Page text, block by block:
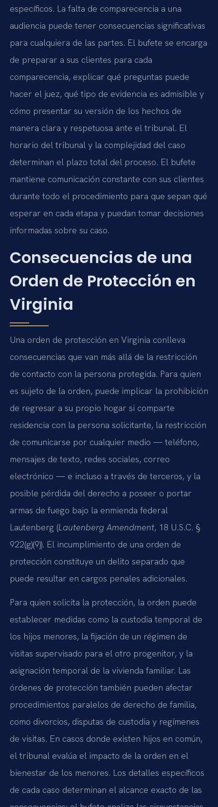
específicos. La falta de comparecencia a una
audiencia puede tener consecuencias significativas
para cualquiera de las partes. El bufete se encarga
de preparar a sus clientes para cada
comparecencia, explicar qué preguntas puede
hacer el juez, qué tipo de evidencia es admisible y
cómo presentar su versión de los hechos de
manera clara y respetuosa ante el tribunal. El
horario del tribunal y la complejidad del caso
determinan el plazo total del proceso. El bufete
mantiene comunicación constante con sus clientes
durante todo el procedimiento para que sepan qué
esperar en cada etapa y puedan tomar decisiones
informadas sobre su caso.
Consecuencias de una
Orden de Protección en
Virginia
Una orden de protección en Virginia conlleva
consecuencias que van más allá de la restricción
de contacto con la persona protegida. Para quien
es sujeto de la orden, puede implicar la prohibición
de regresar a su propio hogar si comparte
residencia con la persona solicitante, la restricción
de comunicarse por cualquier medio — teléfono,
mensajes de texto, redes sociales, correo
electrónico — e incluso a través de terceros, y la
posible pérdida del derecho a poseer o portar
armas de fuego bajo la enmienda federal
Lautenberg (Lautenberg Amendment, 18 U.S.C. §
922(g)(9)). El incumplimiento de una orden de
protección constituye un delito separado que
puede resultar en cargos penales adicionales.
Para quien solicita la protección, la orden puede
establecer medidas como la custodia temporal de
los hijos menores, la fijación de un régimen de
visitas supervisado para el otro progenitor, y la
asignación temporal de la vivienda familiar. Las
órdenes de protección también pueden afectar
procedimientos paralelos de derecho de familia,
como divorcios, disputas de custodia y regímenes
de visitas. En casos donde existen hijos en común,
el tribunal evalúa el impacto de la orden en el
bienestar de los menores. Los detalles específicos
de cada caso determinan el alcance exacto de las